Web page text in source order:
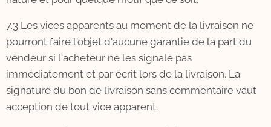
7.3 Les vices apparents au moment de la livraison ne
pourront faire l'objet d'aucune garantie de la part du
vendeur si l'acheteur ne les signale pas
immédiatement et par écrit lors de la livraison. La
signature du bon de livraison sans commentaire vaut
acception de tout vice apparent.